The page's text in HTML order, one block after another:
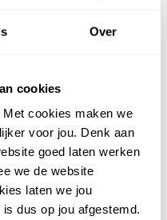
Over
cookies
cookies maken we
voor jou. Denk aan
goed laten werken
we de website
laten we jou
dus op jou afgestemd.